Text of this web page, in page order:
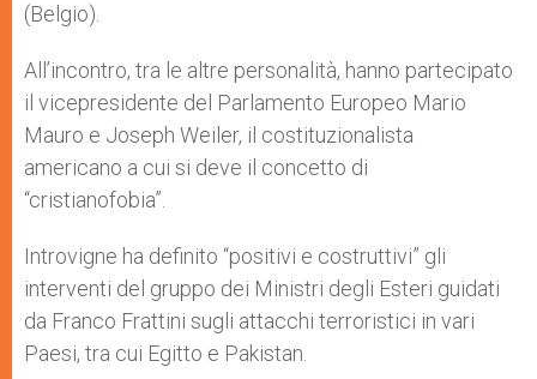
(Belgio).
All’incontro, tra le altre personalità, hanno partecipato
il vicepresidente del Parlamento Europeo Mario
Mauro e Joseph Weiler, il costituzionalista
americano a cui si deve il concetto di
“cristianofobia”.
Introvigne ha definito “positivi e costruttivi” gli
interventi del gruppo dei Ministri degli Esteri guidati
da Franco Frattini sugli attacchi terroristici in vari
Paesi, tra cui Egitto e Pakistan.